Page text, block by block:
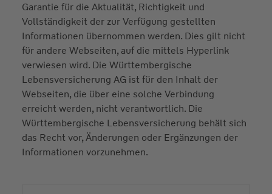
Garantie für die Aktualität, Richtigkeit und
Vollständigkeit der zur Verfügung gestellten
Informationen übernommen werden. Dies gilt nicht
für andere Webseiten, auf die mittels Hyperlink
verwiesen wird. Die Württembergische
Lebensversicherung AG ist für den Inhalt der
Webseiten, die über eine solche Verbindung
erreicht werden, nicht verantwortlich. Die
Württembergische Lebensversicherung behält sich
das Recht vor, Änderungen oder Ergänzungen der
Informationen vorzunehmen.